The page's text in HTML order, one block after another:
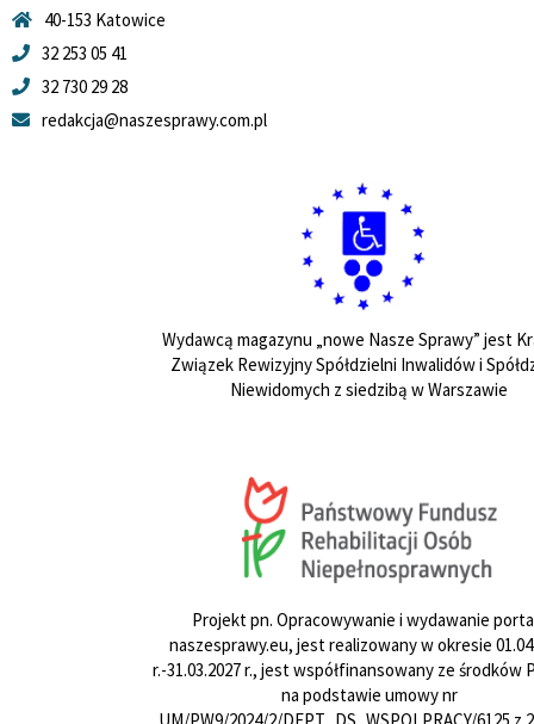
40-153 Katowice
32 253 05 41
32 730 29 28
redakcja@naszesprawy.com.pl
Wydawcą magazynu „nowe Nasze Sprawy” jest
Związek Rewizyjny Spółdzielni Inwalidów i
Niewidomych z siedzibą w Warszawie
Projekt pn. Opracowywanie i wydawanie
naszesprawy.eu, jest realizowany w okresie
r.-31.03.2027 r., jest współfinansowany ze środków
na podstawie umowy nr